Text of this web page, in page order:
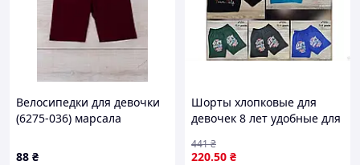
Велосипедки для девочки
(6275-036) марсала
88 ₴
Шорты хлопковые для
девочек 8 лет удобные для
игр
220.50 ₴
441₴